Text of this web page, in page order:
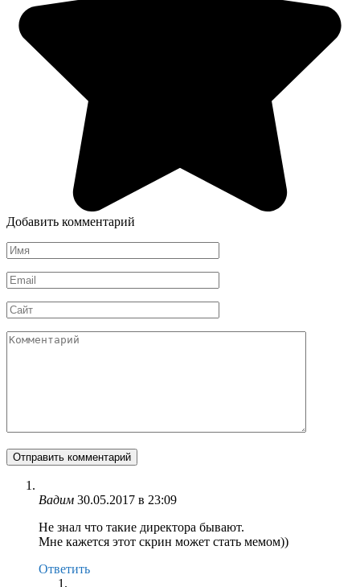
Добавить комментарий
Имя
*
Email
*
Сайт
Комментарий
Вадим 30.05.2017 в 23:09
Не знал что такие директора бывают.
Мне кажется этот скрин может стать мемом))
Ответить